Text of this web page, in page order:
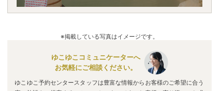
※掲載している写真はイメージです。
ゆこゆこコミュニケーターへ
お気軽にご相談ください。
ゆこゆこ予約センタースタッフは豊富な情報からお客様のご希望に合う